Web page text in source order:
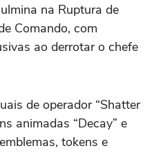
na Ruptura de
Comando, com
ao derrotar o chefe
de operador “Shatter
animadas “Decay” e
tokens e